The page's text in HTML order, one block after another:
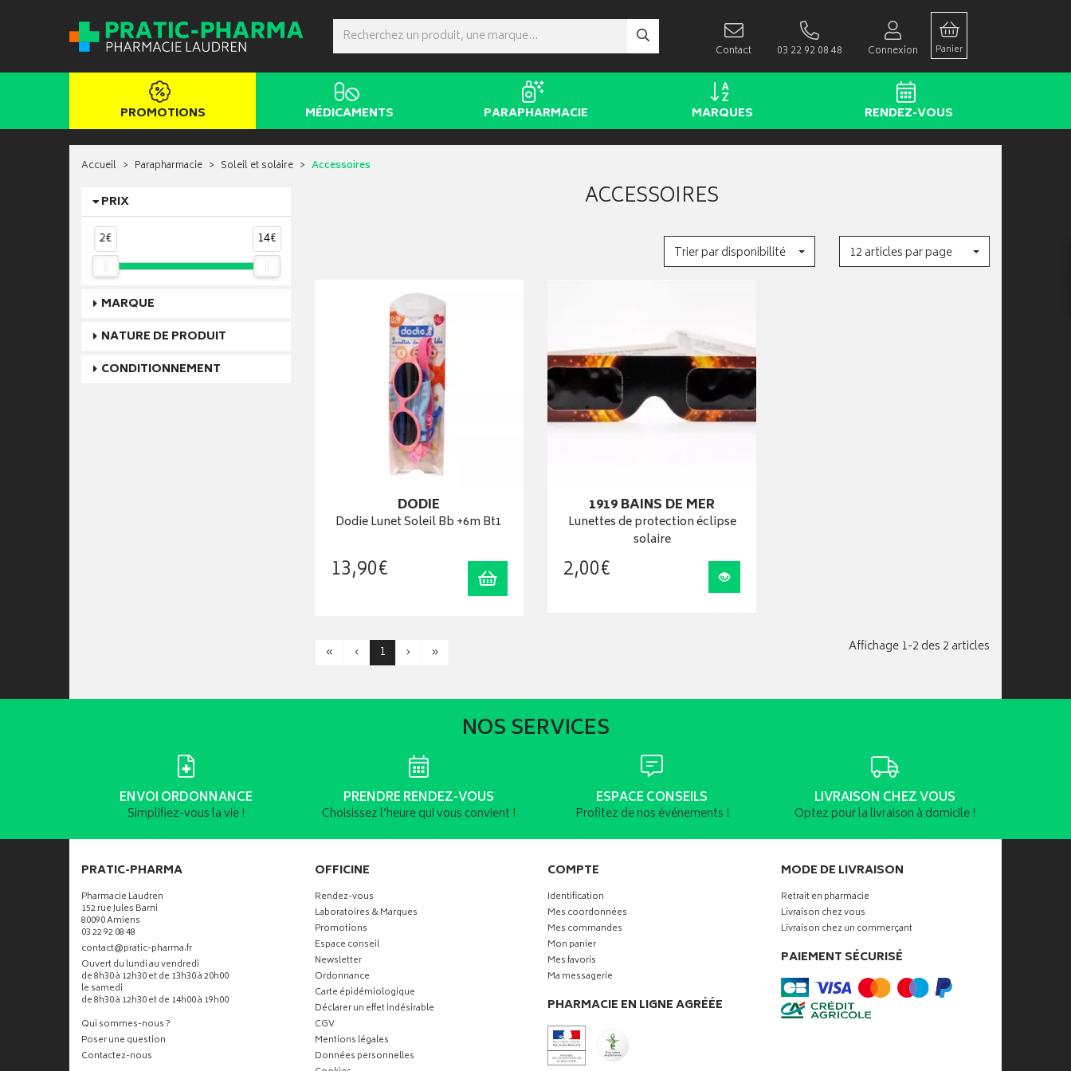
Contact 03 22 92 08 48 Connexion Panier
PROMOTIONS MÉDICAMENTS PARAPHARMACIE MARQUES RENDEZ-VOUS
Accueil Parapharmacie Soleil et solaire Accessoires
PRIX
2€
14€
MARQUE
NATURE DE PRODUIT
CONDITIONNEMENT
ACCESSOIRES
Trier par disponibilité 12 articles par page
DODIE
Dodie Lunet Soleil Bb +6m Bt1
13,90€ Ajouter au panier
1919 BAINS DE MER
Lunettes de protection éclipse
solaire
2,00€ Visualiser
« ‹ 1 › » Affichage 1-2 des 2 articles
NOS SERVICES
ENVOI ORDONNANCE
Simplifiez-vous la vie !
PRENDRE RENDEZ-VOUS
Choisissez l’heure qui vous convient !
ESPACE CONSEILS
Profitez de nos événements !
LIVRAISON CHEZ VOUS
Optez pour la livraison à domicile !
PRATIC-PHARMA
Pharmacie Laudren
152 rue Jules Barni
80090 Amiens
03 22 92 08 48
contact-
@-
pratic-pharma.fr
Ouvert du lundi au vendredi
de 8h30 à 12h30 et de 13h30 à 20h00
le samedi
de 8h30 à 12h30 et de 14h00 à 19h00
Qui sommes-nous ?
Poser une question
Contactez-nous
OFFICINE
Rendez-vous
Laboratoires & Marques
Promotions
Espace conseil
Newsletter
Ordonnance
Carte épidémiologique
Déclarer un effet indésirable
CGV
Mentions légales
Données personnelles
COMPTE
Identification
Mes coordonnées
Mes commandes
Mon panier
Mes favoris
Ma messagerie
PHARMACIE EN LIGNE AGRÉÉE
MODE DE LIVRAISON
Retrait en pharmacie
Livraison chez vous
Livraison chez un commerçant
PAIEMENT SÉCURISÉ